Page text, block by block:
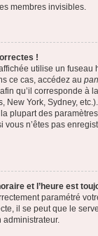
membres invisibles.
!
utilise un
ce cas, accédez au
qu’il corresponde à
New York, Sydney,
plupart des
vous n’êtes pas
et l’heure est
paramétré
il se peut que le
administrateur.